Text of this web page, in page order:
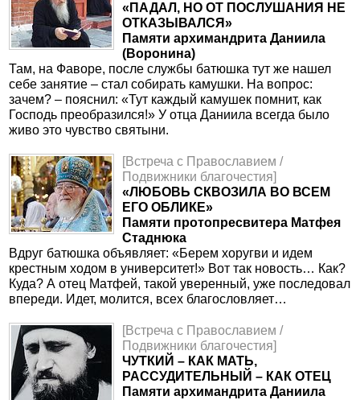
«ПАДАЛ, НО ОТ ПОСЛУШАНИЯ НЕ
ОТКАЗЫВАЛСЯ»
Памяти архимандрита Даниила
(Воронина)
Там, на Фаворе, после службы батюшка тут же нашел
себе занятие – стал собирать камушки. На вопрос:
зачем? – пояснил: «Тут каждый камушек помнит, как
Господь преобразился!» У отца Даниила всегда было
живо это чувство святыни.
[Встреча с Православием /
Подвижники благочестия]
«ЛЮБОВЬ СКВОЗИЛА ВО ВСЕМ
ЕГО ОБЛИКЕ»
Памяти протопресвитера Матфея
Стаднюка
Вдруг батюшка объявляет: «Берем хоругви и идем
крестным ходом в университет!» Вот так новость… Как?
Куда? А отец Матфей, такой уверенный, уже последовал
впереди. Идет, молится, всех благословляет…
[Встреча с Православием /
Подвижники благочестия]
ЧУТКИЙ – КАК МАТЬ,
РАССУДИТЕЛЬНЫЙ – КАК ОТЕЦ
Памяти архимандрита Даниила